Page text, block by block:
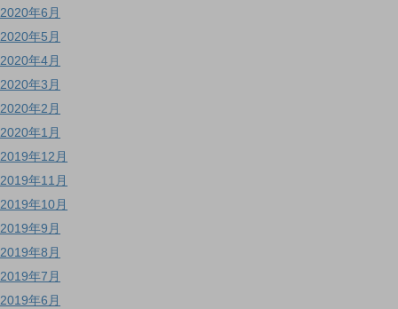
2020年6月
2020年5月
2020年4月
2020年3月
2020年2月
2020年1月
2019年12月
2019年11月
2019年10月
2019年9月
2019年8月
2019年7月
2019年6月